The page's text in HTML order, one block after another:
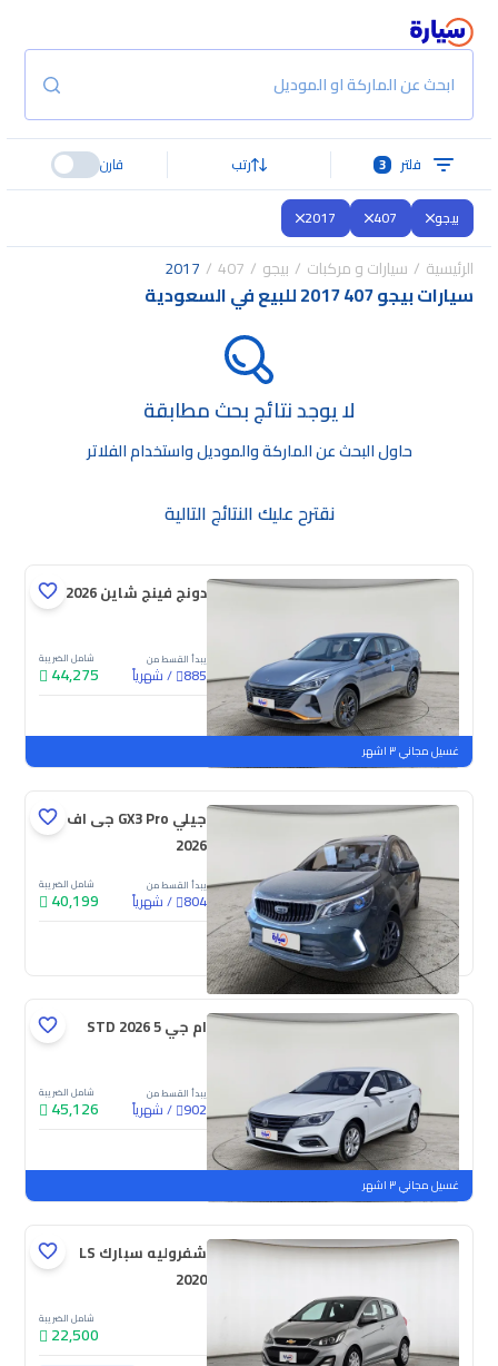
ابحث عن الماركة او الموديل
فلتر 3 رتب قارن
بيجو 407
2017
الرئيسية سيارات و مركبات بيجو 407
2017
سيارات بيجو 407 2017 للبيع في السعودية
لا يوجد نتائج بحث مطابقة
حاول البحث عن الماركة والموديل واستخدام الفلاتر
نقترح عليك النتائج التالية
دونج فينج شاين E1 2026
يبدأ القسط من
885
/شهرياً
شامل الضريبة
44,275
جديدة
غسيل مجاني ٣ اشهر
جيلي GX3 Pro جى اف
2026
يبدأ القسط من
804
/شهرياً
شامل الضريبة
40,199
جديدة
ام جي 5 STD 2026
يبدأ القسط من
902
/شهرياً
شامل الضريبة
45,126
جديدة
غسيل مجاني ٣ اشهر
شفروليه سبارك LS
2020
شامل الضريبة
22,500